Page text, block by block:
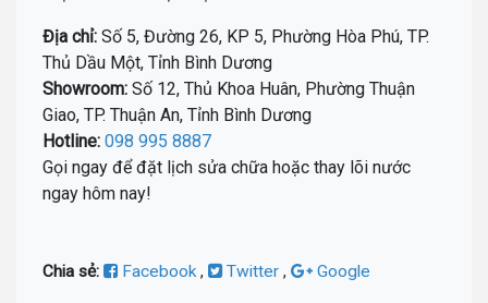
Địa chỉ: Số 5, Đường 26, KP 5, Phường Hòa Phú, TP.
Thủ Dầu Một, Tỉnh Bình Dương
Showroom: Số 12, Thủ Khoa Huân, Phường Thuận
Giao, TP. Thuận An, Tỉnh Bình Dương
Hotline: 098 995 8887
Gọi ngay để đặt lịch sửa chữa hoặc thay lõi nước
ngay hôm nay!
Chia sẻ: Facebook, Twitter , Google